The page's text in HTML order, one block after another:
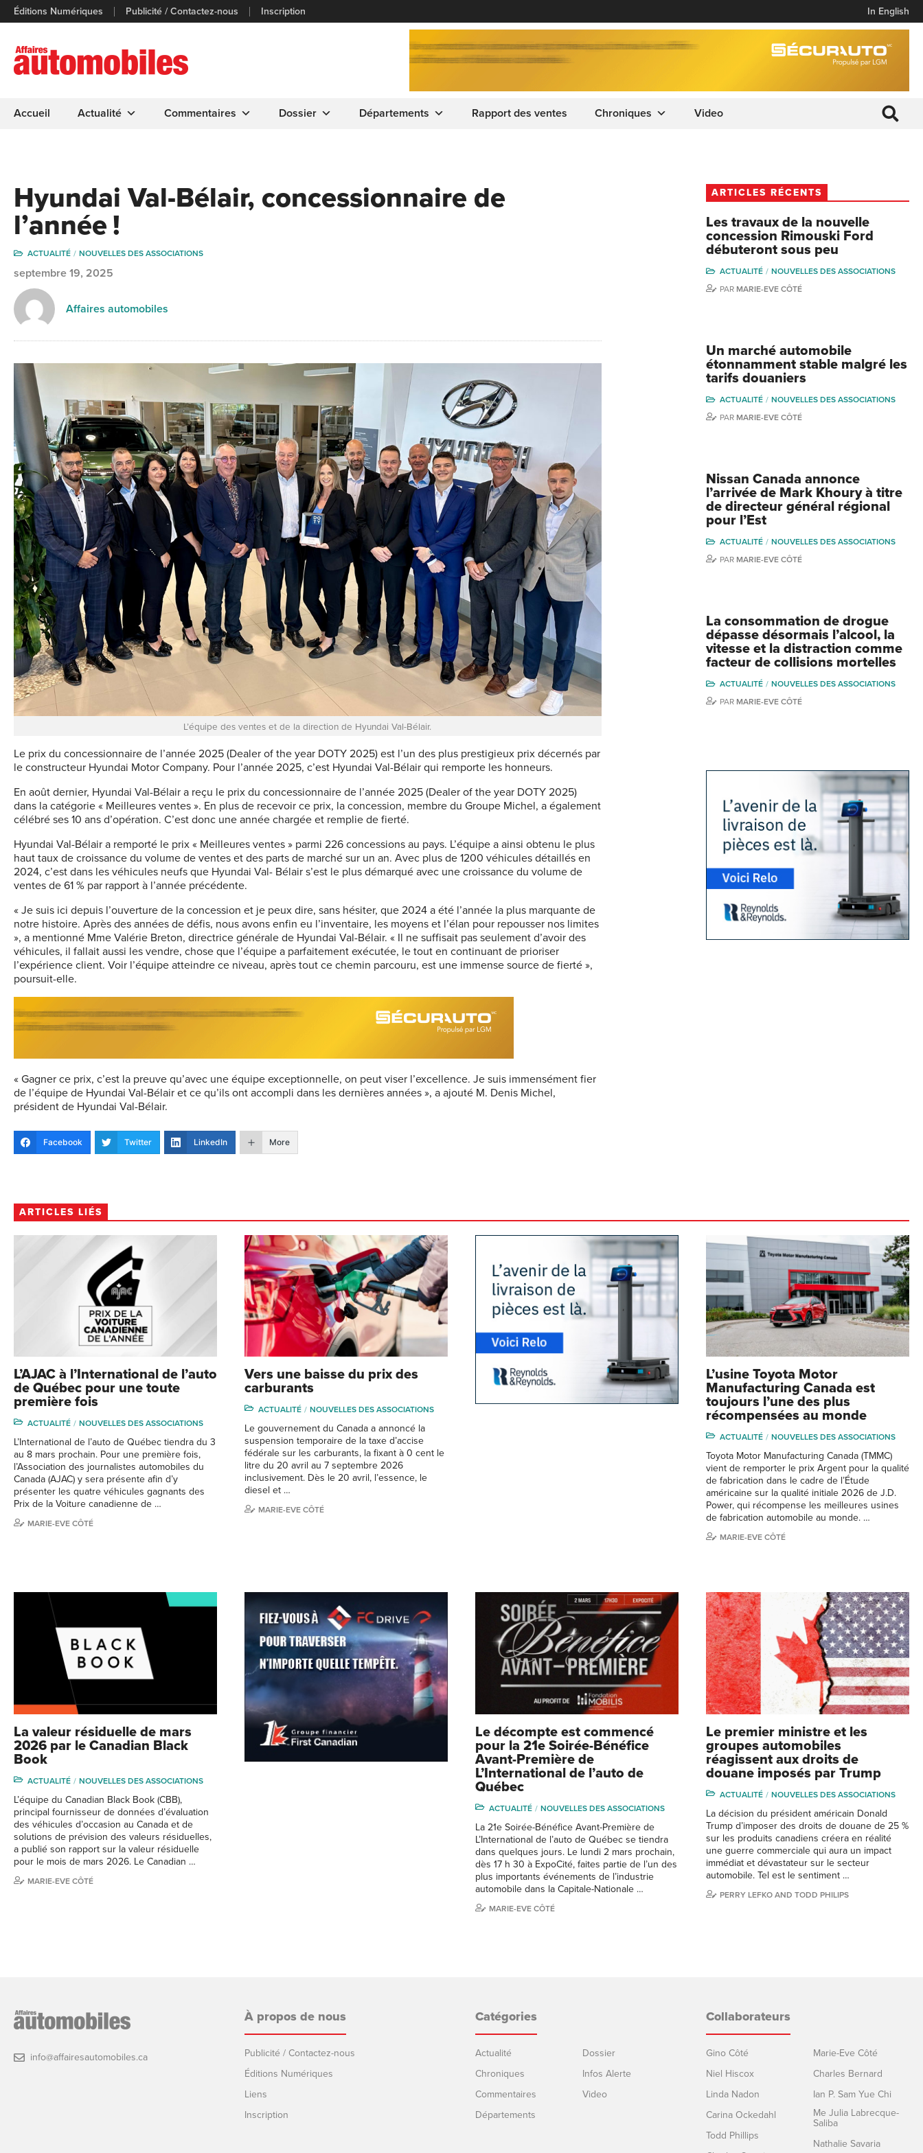
Éditions Numériques Publicité / Contactez-nous Inscription In English
Accueil Actualité Commentaires Dossier Départements Rapport des ventes Chroniques Video
Hyundai Val-Bélair, concessionnaire de
l’année !
ACTUALITÉ NOUVELLES DES ASSOCIATIONS
septembre 19, 2025
Affaires automobiles
L’équipe des ventes et de la direction de Hyundai Val-Bélair.
Le prix du concessionnaire de l’année 2025 (Dealer of the year DOTY 2025) est l’un des plus prestigieux prix décernés par
le constructeur Hyundai Motor Company. Pour l’année 2025, c’est Hyundai Val-Bélair qui remporte les honneurs.
En août dernier, Hyundai Val-Bélair a reçu le prix du concessionnaire de l’année 2025 (Dealer of the year DOTY 2025)
dans la catégorie « Meilleures ventes ». En plus de recevoir ce prix, la concession, membre du Groupe Michel, a également
célébré ses 10 ans d’opération. C’est donc une année chargée et remplie de fierté.
Hyundai Val-Bélair a remporté le prix « Meilleures ventes » parmi 226 concessions au pays. L’équipe a ainsi obtenu le plus
haut taux de croissance du volume de ventes et des parts de marché sur un an. Avec plus de 1200 véhicules détaillés en
2024, c’est dans les véhicules neufs que Hyundai Val- Bélair s’est le plus démarqué avec une croissance du volume de
ventes de 61 % par rapport à l’année précédente.
« Je suis ici depuis l’ouverture de la concession et je peux dire, sans hésiter, que 2024 a été l’année la plus marquante de
notre histoire. Après des années de défis, nous avons enfin eu l’inventaire, les moyens et l’élan pour repousser nos limites
», a mentionné Mme Valérie Breton, directrice générale de Hyundai Val-Bélair. « Il ne suffisait pas seulement d’avoir des
véhicules, il fallait aussi les vendre, chose que l’équipe a parfaitement exécutée, le tout en continuant de prioriser
l’expérience client. Voir l’équipe atteindre ce niveau, après tout ce chemin parcouru, est une immense source de fierté »,
poursuit-elle.
« Gagner ce prix, c’est la preuve qu’avec une équipe exceptionnelle, on peut viser l’excellence. Je suis immensément fier
de l’équipe de Hyundai Val-Bélair et ce qu’ils ont accompli dans les dernières années », a ajouté M. Denis Michel,
président de Hyundai Val-Bélair.
Facebook Twitter LinkedIn More
ARTICLES RÉCENTS
Les travaux de la nouvelle
concession Rimouski Ford
débuteront sous peu
ACTUALITÉ
NOUVELLES DES ASSOCIATIONS
PAR MARIE-EVE CÔTÉ
Un marché automobile
étonnamment stable malgré les
tarifs douaniers
ACTUALITÉ
NOUVELLES DES ASSOCIATIONS
PAR MARIE-EVE CÔTÉ
Nissan Canada annonce
l’arrivée de Mark Khoury à titre
de directeur général régional
pour l’Est
ACTUALITÉ
NOUVELLES DES ASSOCIATIONS
PAR MARIE-EVE CÔTÉ
La consommation de drogue
dépasse désormais l’alcool, la
vitesse et la distraction comme
facteur de collisions mortelles
ACTUALITÉ
NOUVELLES DES ASSOCIATIONS
PAR MARIE-EVE CÔTÉ
ARTICLES LIÉS
L’AJAC à l’International de l’auto
de Québec pour une toute
première fois
ACTUALITÉ NOUVELLES DES ASSOCIATIONS
L’International de l’auto de Québec tiendra du 3
au 8 mars prochain. Pour une première fois,
l’Association des journalistes automobiles du
Canada (AJAC) y sera présente afin d’y
présenter les quatre véhicules gagnants des
Prix de la Voiture canadienne de …
MARIE-EVE CÔTÉ
Vers une baisse du prix des
carburants
ACTUALITÉ NOUVELLES DES ASSOCIATIONS
Le gouvernement du Canada a annoncé la
suspension temporaire de la taxe d’accise
fédérale sur les carburants, la fixant à 0 cent le
litre du 20 avril au 7 septembre 2026
inclusivement. Dès le 20 avril, l’essence, le
diesel et …
MARIE-EVE CÔTÉ
L’usine Toyota Motor
Manufacturing Canada est
toujours l’une des plus
récompensées au monde
ACTUALITÉ NOUVELLES DES ASSOCIATIONS
Toyota Motor Manufacturing Canada (TMMC)
vient de remporter le prix Argent pour la qualité
de fabrication dans le cadre de l’Étude
américaine sur la qualité initiale 2026 de J.D.
Power, qui récompense les meilleures usines
de fabrication automobile au monde. …
MARIE-EVE CÔTÉ
La valeur résiduelle de mars
2026 par le Canadian Black
Book
ACTUALITÉ NOUVELLES DES ASSOCIATIONS
L’équipe du Canadian Black Book (CBB),
principal fournisseur de données d’évaluation
des véhicules d’occasion au Canada et de
solutions de prévision des valeurs résiduelles,
a publié son rapport sur la valeur résiduelle
pour le mois de mars 2026. Le Canadian …
MARIE-EVE CÔTÉ
Le décompte est commencé
pour la 21e Soirée-Bénéfice
Avant-Première de
L’International de l’auto de
Québec
ACTUALITÉ NOUVELLES DES ASSOCIATIONS
La 21e Soirée-Bénéfice Avant-Première de
L’International de l’auto de Québec se tiendra
dans quelques jours. Le lundi 2 mars prochain,
dès 17 h 30 à ExpoCité, faites partie de l’un des
plus importants événements de l’industrie
automobile dans la Capitale-Nationale …
MARIE-EVE CÔTÉ
Le premier ministre et les
groupes automobiles
réagissent aux droits de
douane imposés par Trump
ACTUALITÉ NOUVELLES DES ASSOCIATIONS
La décision du président américain Donald
Trump d’imposer des droits de douane de 25 %
sur les produits canadiens créera en réalité
une guerre commerciale qui aura un impact
immédiat et dévastateur sur le secteur
automobile. Tel est le sentiment …
PERRY LEFKO AND TODD PHILIPS
info@affairesautomobiles.ca
À propos de nous
Publicité / Contactez-nous
Éditions Numériques
Liens
Inscription
Catégories
Actualité
Chroniques
Commentaires
Départements
Dossier
Infos Alerte
Video
Collaborateurs
Gino Côté
Niel Hiscox
Linda Nadon
Carina Ockedahl
Todd Phillips
Marie-Eve Côté
Charles Bernard
Ian P. Sam Yue Chi
Me Julia Labrecque-
Saliba
Nathalie Savaria